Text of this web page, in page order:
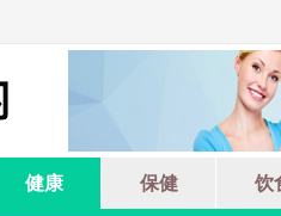
健康 保健 饮